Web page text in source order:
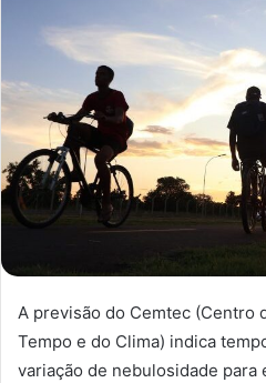
A previsão do Cemtec (Centro
Tempo e do Clima) indica
variação de nebulosidade para